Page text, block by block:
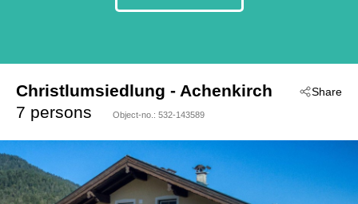
Share
Christlumsiedlung
- 6215
- Achenkirch
7 persons
Object-no.: 532-143589